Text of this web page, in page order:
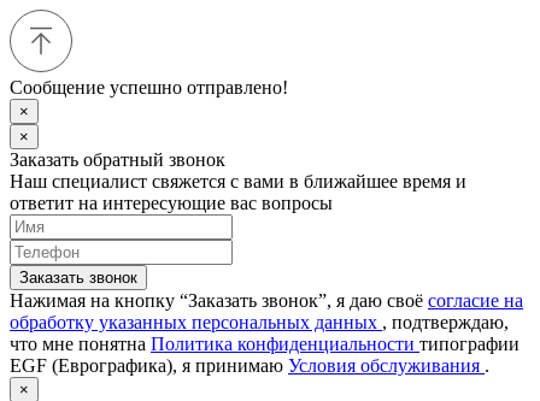
Сообщение успешно отправлено!
×
×
Заказать обратный звонок
Наш специалист свяжется с вами в ближайшее время и
ответит на интересующие вас вопросы
Заказать звонок
Нажимая на кнопку “Заказать звонок”, я даю своё согласие на
обработку указанных персональных данных , подтверждаю,
что мне понятна Политика конфиденциальности типографии
EGF (Еврографика), я принимаю Условия обслуживания .
×